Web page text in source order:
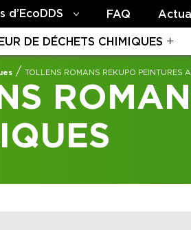
d’EcoDDS FAQ
DE DÉCHETS CHIMIQUES
/ TOLLENS ROMANS REKUPO PEINTURES